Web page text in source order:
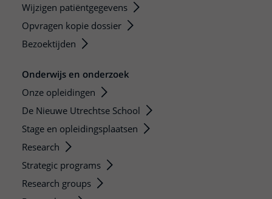
Wijzigen patiëntgegevens
Opvragen kopie dossier
Bezoektijden
Onderwijs en onderzoek
Onze opleidingen
De Nieuwe Utrechtse School
Stage en opleidingsplaatsen
Research
Strategic programs
Research groups